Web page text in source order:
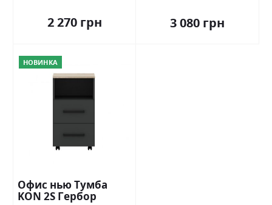
2 270 грн 3 080 грн
НОВИНКА
Офис нью Тумба
KON 2S Гербор